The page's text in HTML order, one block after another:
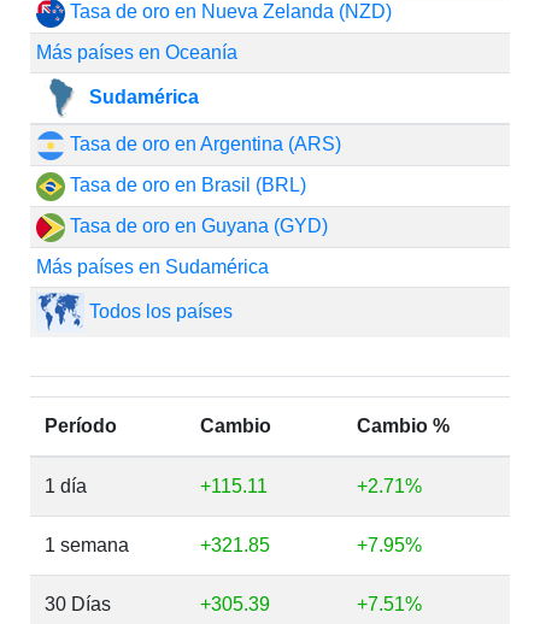
Tasa de oro en Nueva Zelanda (NZD)
Más países en Oceanía
Sudamérica
Tasa de oro en Argentina (ARS)
Tasa de oro en Brasil (BRL)
Tasa de oro en Guyana (GYD)
Más países en Sudamérica
Todos los países
Período Cambio Cambio %
1 día +115.11 +2.71%
1 semana +321.85 +7.95%
30 Días +305.39 +7.51%